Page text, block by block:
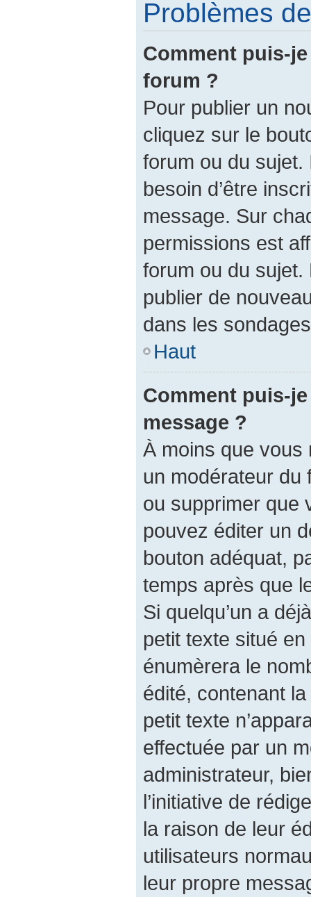
Problèmes
Comment puis-
forum ?
Pour publier un
cliquez sur le
forum ou du
besoin d’être
message. Sur
permissions est
forum ou du
publier de
dans les
Haut
Comment puis-
message ?
À moins que
un modérateur du
ou supprimer que
pouvez éditer un
bouton adéquat,
temps après que
Si quelqu’un a
petit texte situé
énumèrera le
édité, contenant la
petit texte
effectuée par un
administrateur,
l’initiative de
la raison de leur
utilisateurs
leur propre